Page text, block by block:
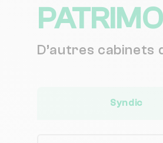
D’autres
Syndic